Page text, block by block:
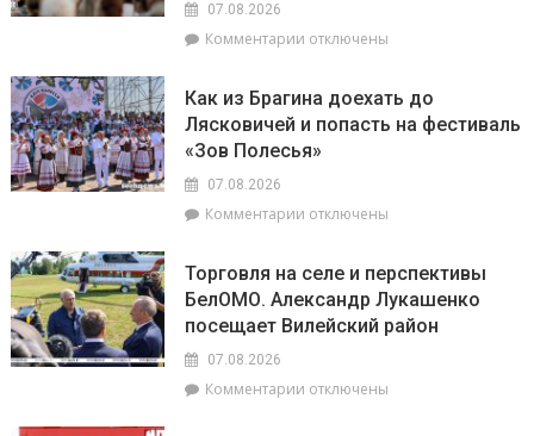
торговли
сельской
местности
уборочной
районе
лидируют
07.08.2026
Комментарии к
Полесья»
приглашает
в
уголок
агрогородок
Лясковичи
отключены
Как из Брагина доехать до
Лясковичей и попасть на фестиваль
«Зов Полесья»
07.08.2026
Комментарии к
из
Брагина
доехать
и
отключены
Торговля на селе и перспективы
БелОМО. Александр Лукашенко
посещает Вилейский район
07.08.2026
Комментарии котключены